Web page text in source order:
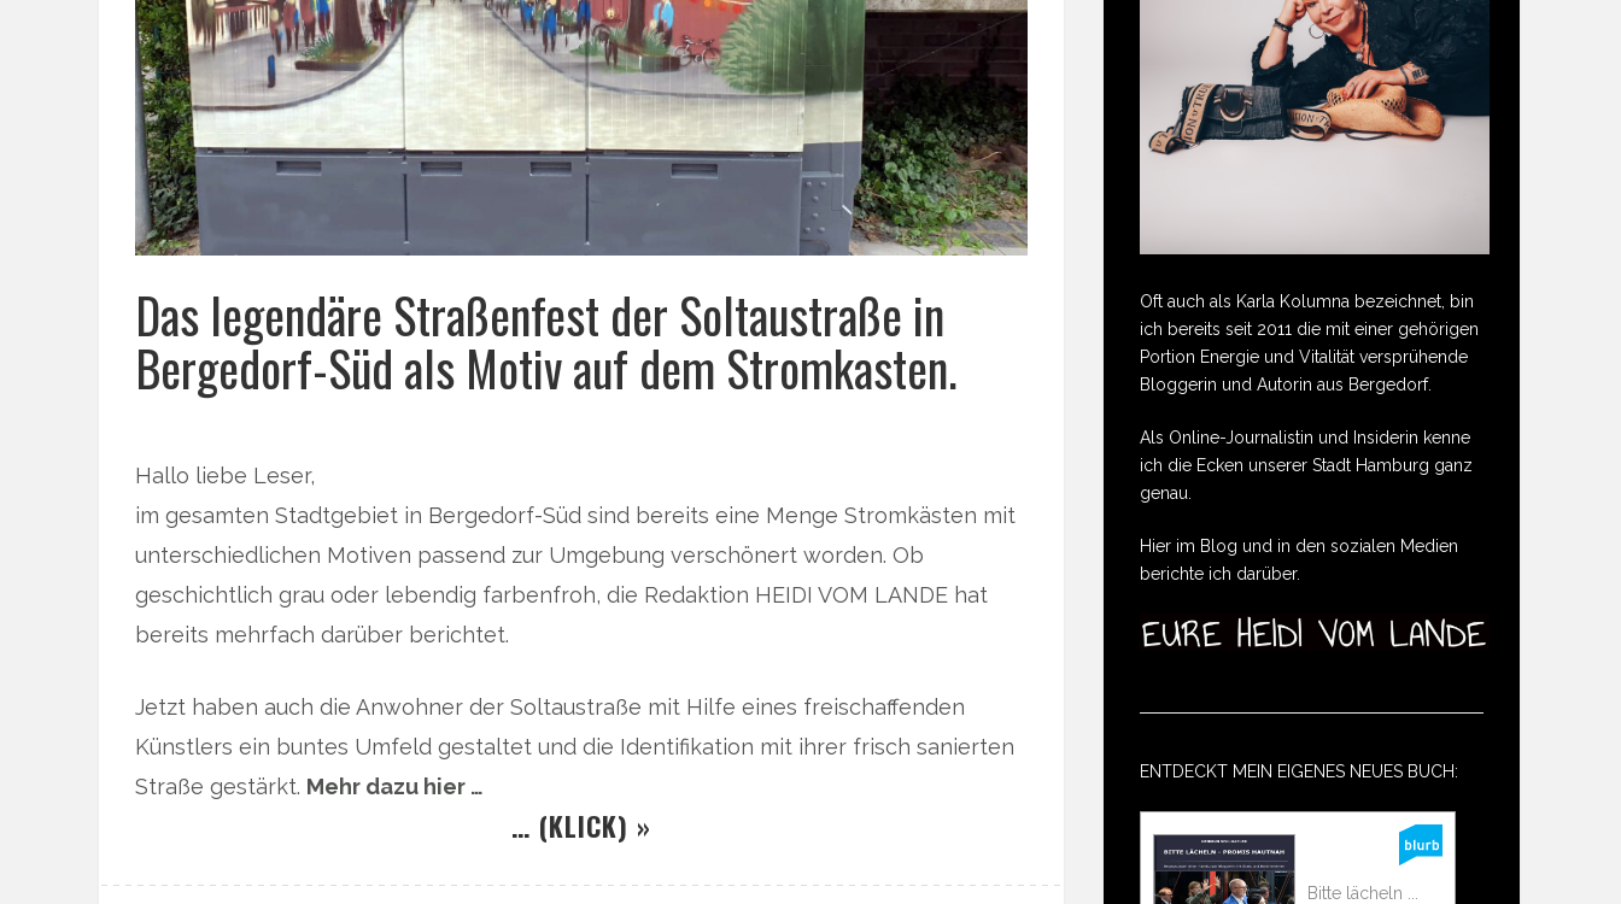
Das legendäre Straßenfest der Soltaustraße in
Bergedorf-Süd als Motiv auf dem Stromkasten.
Hallo liebe Leser,
im gesamten Stadtgebiet in Bergedorf-Süd sind bereits eine Menge Stromkästen mit
unterschiedlichen Motiven passend zur Umgebung verschönert worden. Ob
geschichtlich grau oder lebendig farbenfroh, die Redaktion HEIDI VOM LANDE hat
bereits mehrfach darüber berichtet.
Jetzt haben auch die Anwohner der Soltaustraße mit Hilfe eines freischaffenden
Künstlers ein buntes Umfeld gestaltet und die Identifikation mit ihrer frisch sanierten
Straße gestärkt. Mehr dazu hier …
… (KLICK) »
Oft auch als Karla Kolumna bezeichnet, bin
ich bereits seit 2011 die mit einer gehörigen
Portion Energie und Vitalität versprühende
Bloggerin und Autorin aus Bergedorf.
Als Online-Journalistin und Insiderin kenne
ich die Ecken unserer Stadt Hamburg ganz
genau.
Hier im Blog und in den sozialen Medien
berichte ich darüber.
ENTDECKT MEIN EIGENES NEUES BUCH:
Bitte lächeln ...